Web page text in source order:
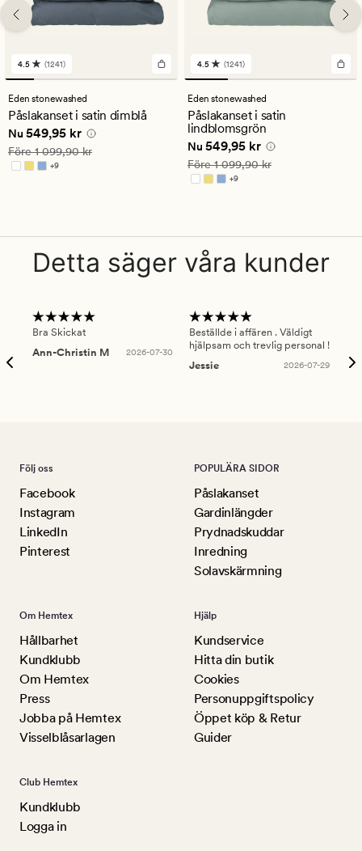
1241
omdömen
med
ett
genomsnittligt
betyg
på
4.5
4.5 (1241)
Eden stonewashed
Påslakanset i satin dimblå
Nuvarande pris
Nu 549,95 kr
Ordinarie pris 1 099,90 kr
Före1 099,90 kr
+9
Finns i fler färger
1241
omdömen
med
ett
genomsnittligt
betyg
på
4.5
4.5 (1241)
Eden stonewashed
Påslakanset i satin
lindblomsgrön
Nuvarande pris
Nu 549,95 kr
Ordinarie pris 1 099,90 kr
Före1 099,90 kr
+9
Finns i fler färger
Detta säger våra kunder
Bra Skickat
Ann-Christin M
2026-07-30
Beställde i affären . Väldigt
hjälpsam och trevlig personal !
Jessie
2026-07-29
Följ oss
Facebook
Instagram
LinkedIn
Pinterest
POPULÄRA SIDOR
Påslakanset
Gardinlängder
Prydnadskuddar
Inredning
Solavskärmning
Om Hemtex
Hållbarhet
Kundklubb
Om Hemtex
Press
Jobba på Hemtex
Visselblåsarlagen
Hjälp
Kundservice
Hitta din butik
Cookies
Personuppgiftspolicy
Öppet köp & Retur
Guider
Club Hemtex
Kundklubb
Logga in